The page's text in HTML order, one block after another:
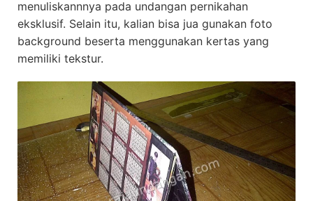
menuliskannnya pada undangan pernikahan
eksklusif. Selain itu, kalian bisa jua gunakan foto
background beserta menggunakan kertas yang
memiliki tekstur.